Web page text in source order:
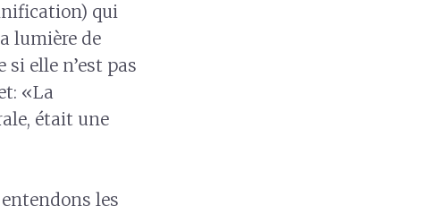
qui
lumière de
elle n’est pas
«La
était une
les